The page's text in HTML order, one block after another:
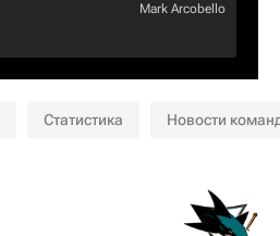
Mark Arcobello
Статистика Новости